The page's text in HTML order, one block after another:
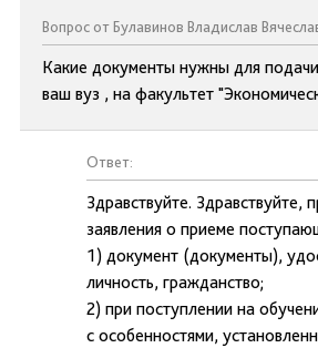
Вопрос от Булавинов Владислав
Какие документы нужны для
ваш вуз , на факультет
Ответ:
Здравствуйте. Здравствуйте,
заявления о приеме
1) документ (документы),
личность, гражданство;
2) при поступлении на
с особенностями,